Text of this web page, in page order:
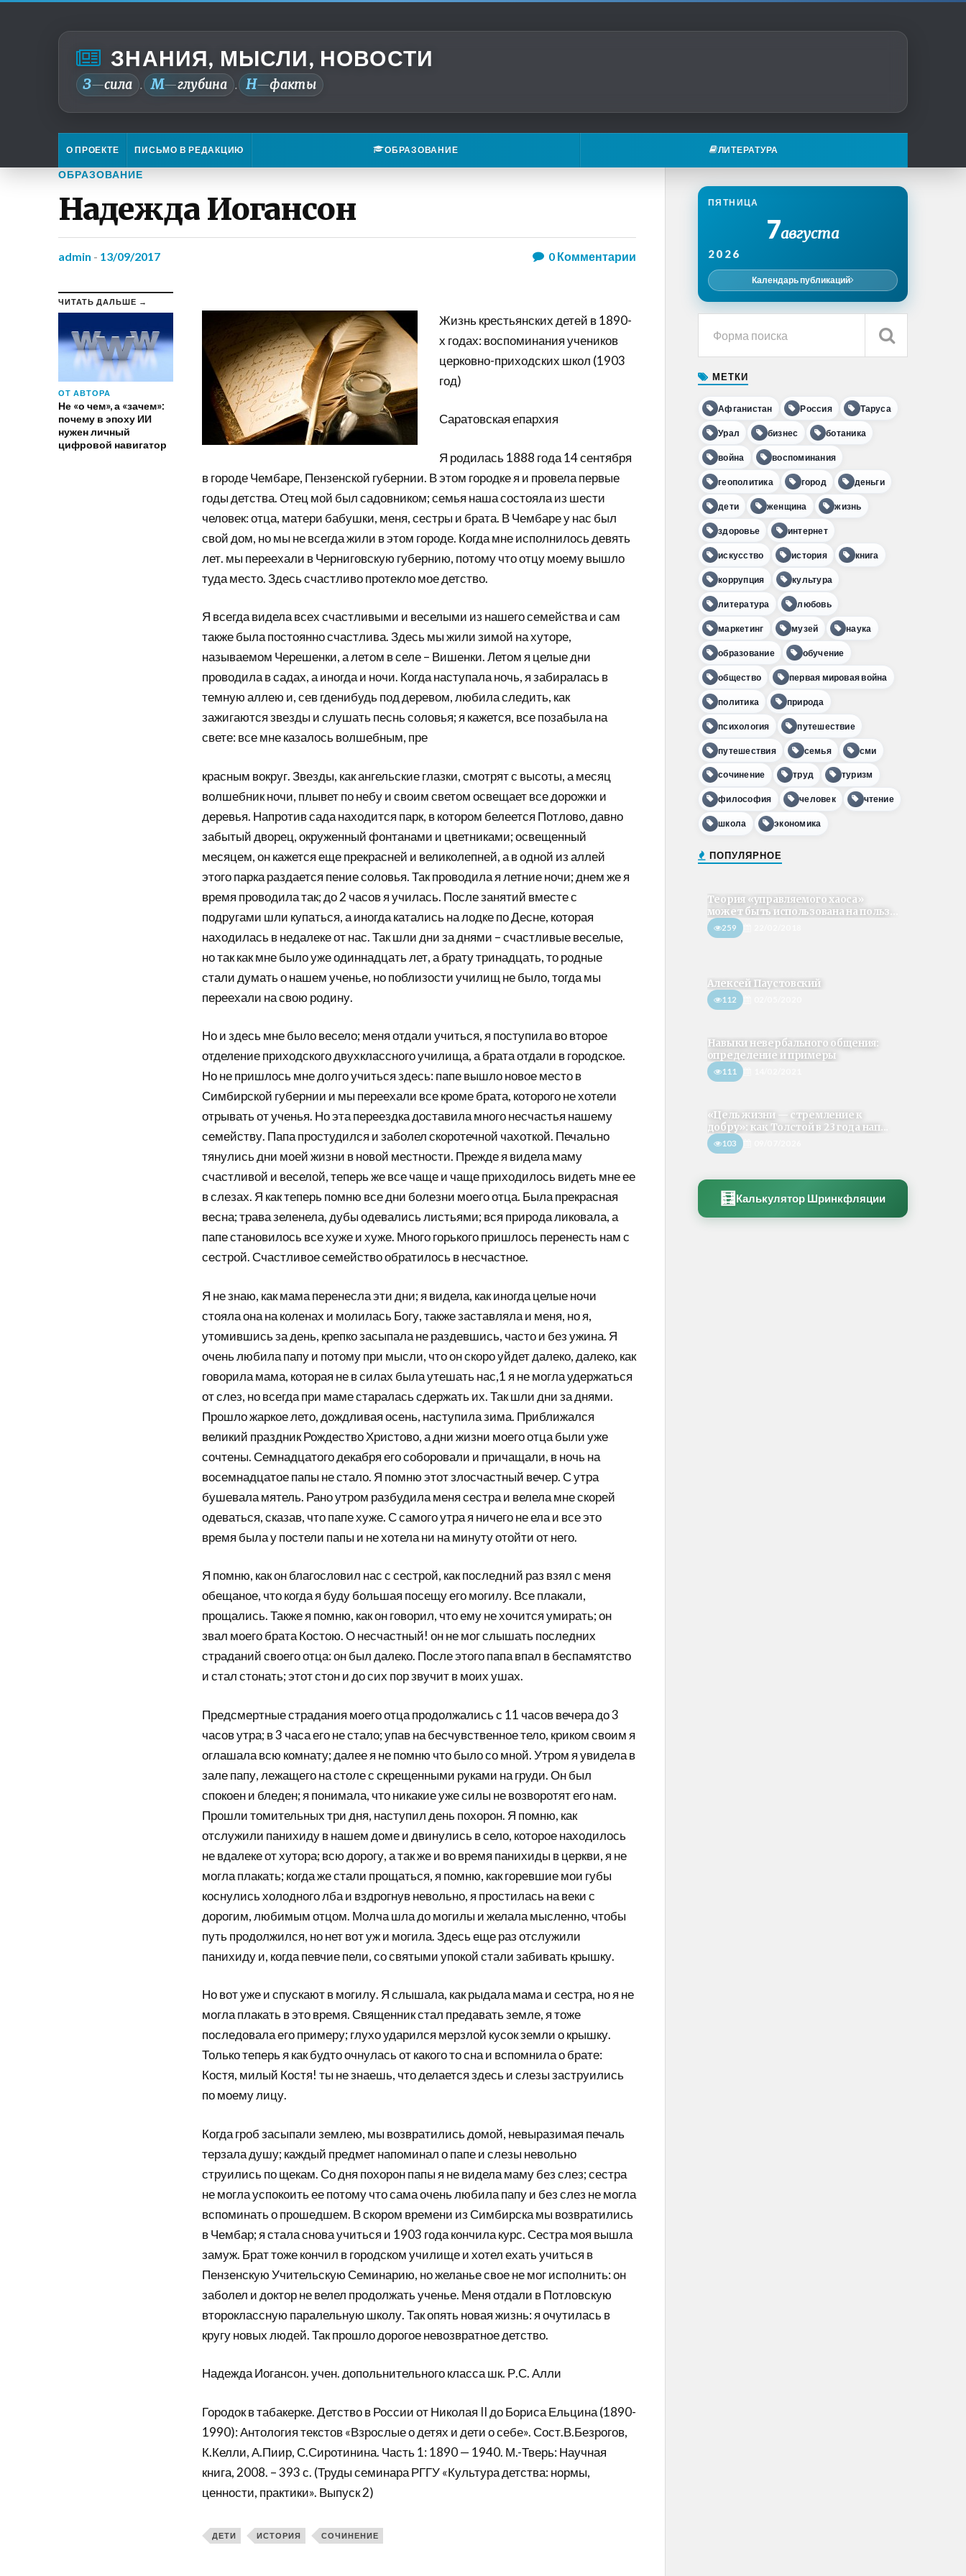
ЗНАНИЯ, МЫСЛИ, НОВОСТИ
З—сила . М—глубина . Н—факты
О ПРОЕКТЕ ПИСЬМО В РЕДАКЦИЮ ОБРАЗОВАНИЕ ЛИТЕРАТУРА
ОБРАЗОВАНИЕ
Надежда Иогансон
admin - 13/09/2017 0Комментарии
ЧИТАТЬ ДАЛЬШЕ →
ОТ АВТОРА
Не «о чем», а «зачем»:
почему в эпоху ИИ
нужен личный
цифровой навигатор
Жизнь крестьянских детей в 1890-
х годах: воспоминания учеников
церковно-приходских школ (1903
год)
Саратовская епархия
Я родилась 1888 года 14 сентября
в городе Чембаре, Пензенской губернии. В этом городке я и провела первые
годы детства. Отец мой был садовником; семья наша состояла из шести
человек: отца, матери бабушки, меня, сестры и брата. В Чембаре у нас был
свой дом, но мы не всегда жили в этом городе. Когда мне исполнилось девять
лет. мы переехали в Черниговскую губернию, потому что отцу моему вышло
туда место. Здесь счастливо протекло мое детство.
Я всегда видела всех счастливыми и веселыми из нашего семейства и сам
также была постоянно счастлива. Здесь мы жили зимой на хуторе,
называемом Черешенки, а летом в селе – Вишенки. Летом я целые дни
проводила в садах, а иногда и ночи. Когда наступала ночь, я забиралась в
темную аллею и, сев гденибудь под деревом, любила следить, как
зажигаются звезды и слушать песнь соловья; я кажется, все позабыла на
свете: все мне казалось волшебным, пре
красным вокруг. Звезды, как ангельские глазки, смотрят с высоты, а месяц
волшебник ночи, плывет по небу и своим светом освещает все дорожки и
деревья. Напротив сада находится парк, в котором белеется Потлово, давно
забытый дворец, окруженный фонтанами и цветниками; освещенный
месяцем, он кажется еще прекрасней и великолепней, а в одной из аллей
этого парка раздается пение соловья. Так проводила я летние ночи; днем же я
время проводила так; до 2 часов я училась. После занятий вместе с
подругами шли купаться, а иногда катались на лодке по Десне, которая
находилась в недалеке от нас. Так шли дни за днями – счастливые веселые,
но так как мне было уже одиннадцать лет, а брату тринадцать, то родные
стали думать о нашем ученье, но поблизости училищ не было, тогда мы
переехали на свою родину.
Но и здесь мне было весело; меня отдали учиться, я поступила во второе
отделение приходского двухклассного училища, а брата отдали в городское.
Но не пришлось мне долго учиться здесь: папе вышло новое место в
Симбирской губернии и мы переехали все кроме брата, которого не хотели
отрывать от ученья. Но эта переездка доставила много несчастья нашему
семейству. Папа простудился и заболел скоротечной чахоткой. Печально
тянулись дни моей жизни в новой местности. Прежде я видела маму
счастливой и веселой, теперь же все чаще и чаще приходилось видеть мне ее
в слезах. Я как теперь помню все дни болезни моего отца. Была прекрасная
весна; трава зеленела, дубы одевались листьями; вся природа ликовала, а
папе становилось все хуже и хуже. Много горького пришлось перенесть нам с
сестрой. Счастливое семейство обратилось в несчастное.
Я не знаю, как мама перенесла эти дни; я видела, как иногда целые ночи
стояла она на коленах и молилась Богу, также заставляла и меня, но я,
утомившись за день, крепко засыпала не раздевшись, часто и без ужина. Я
очень любила папу и потому при мысли, что он скоро уйдет далеко, далеко, как
говорила мама, которая не в силах была утешать нас,1 я не могла удержаться
от слез, но всегда при маме старалась сдержать их. Так шли дни за днями.
Прошло жаркое лето, дождливая осень, наступила зима. Приближался
великий праздник Рождество Христово, а дни жизни моего отца были уже
сочтены. Семнадцатого декабря его соборовали и причащали, в ночь на
восемнадцатое папы не стало. Я помню этот злосчастный вечер. С утра
бушевала мятель. Рано утром разбудила меня сестра и велела мне скорей
одеваться, сказав, что папе хуже. С самого утра я ничего не ела и все это
время была у постели папы и не хотела ни на минуту отойти от него.
Я помню, как он благословил нас с сестрой, как последний раз взял с меня
обещаное, что когда я буду большая посещу его могилу. Все плакали,
прощались. Также я помню, как он говорил, что ему не хочится умирать; он
звал моего брата Костою. О несчастный! он не мог слышать последних
страданий своего отца: он был далеко. После этого папа впал в беспамятство
и стал стонать; этот стон и до сих пор звучит в моих ушах.
Предсмертные страдания моего отца продолжались с 11 часов вечера до 3
часов утра; в 3 часа его не стало; упав на бесчувственное тело, криком своим я
оглашала всю комнату; далее я не помню что было со мной. Утром я увидела в
зале папу, лежащего на столе с скрещенными руками на груди. Он был
спокоен и бледен; я понимала, что никакие уже силы не возворотят его нам.
Прошли томительных три дня, наступил день похорон. Я помню, как
отслужили панихиду в нашем доме и двинулись в село, которое находилось
не вдалеке от хутора; всю дорогу, а так же и во время панихиды в церкви, я не
могла плакать; когда же стали прощаться, я помню, как горевшие мои губы
коснулись холодного лба и вздрогнув невольно, я простилась на веки с
дорогим, любимым отцом. Молча шла до могилы и желала мысленно, чтобы
путь продолжился, но нет вот уж и могила. Здесь еще раз отслужили
панихиду и, когда певчие пели, со святыми упокой стали забивать крышку.
Но вот уже и спускают в могилу. Я слышала, как рыдала мама и сестра, но я не
могла плакать в это время. Священник стал предавать земле, я тоже
последовала его примеру; глухо ударился мерзлой кусок земли о крышку.
Только теперь я как будто очнулась от какого то сна и вспомнила о брате:
Костя, милый Костя! ты не знаешь, что делается здесь и слезы заструились
по моему лицу.
Когда гроб засыпали землею, мы возвратились домой, невыразимая печаль
терзала душу; каждый предмет напоминал о папе и слезы невольно
струились по щекам. Со дня похорон папы я не видела маму без слез; сестра
не могла успокоить ее потому что сама очень любила папу и без слез не могла
вспоминать о прошедшем. В скором времени из Симбирска мы возвратились
в Чембар; я стала снова учиться и 1903 года кончила курс. Сестра моя вышла
замуж. Брат тоже кончил в городском училище и хотел ехать учиться в
Пензенскую Учительскую Семинарию, но желанье свое не мог исполнить: он
заболел и доктор не велел продолжать ученье. Меня отдали в Потловскую
второклассную паралельную школу. Так опять новая жизнь: я очутилась в
кругу новых людей. Так прошло дорогое невозвратное детство.
Надежда Иогансон. учен. допольнительного класса шк. Р.С. Алли
Городок в табакерке. Детство в России от Николая II до Бориса Ельцина (1890-
1990): Антология текстов «Взрослые о детях и дети о себе». Сост.В.Безрогов,
К.Келли, А.Пиир, С.Сиротинина. Часть 1: 1890 — 1940. М.-Тверь: Научная
книга, 2008. – 393 с. (Труды семинара РГГУ «Культура детства: нормы,
ценности, практики». Выпуск 2)
ДЕТИ ИСТОРИЯ СОЧИНЕНИЕ
ПЯТНИЦА
7августа
2026
Календарь публикаций
МЕТКИ
Афганистан Россия Таруса
Урал бизнес ботаника
война воспоминания
геополитика город деньги
дети женщина жизнь
здоровье интернет
искусство история книга
коррупция культура
литература любовь
маркетинг музей наука
образование обучение
общество первая мировая война
политика природа
психология путешествие
путешествия семья сми
сочинение труд туризм
философия человек чтение
школа экономика
ПОПУЛЯРНОЕ
Теория «управляемого хаоса»
может быть использована на польз...
259
Алексей Паустовский
112
Навыки невербального общения:
определение и примеры
111
«Цель жизни — стремление к
добру»: как Толстой в 23 года нап...
103
🧮 Калькулятор Шринкфляции